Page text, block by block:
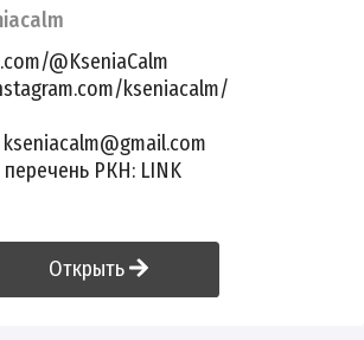
@KseniaCalm
kseniacalm/
РКН: LINK
Открыть